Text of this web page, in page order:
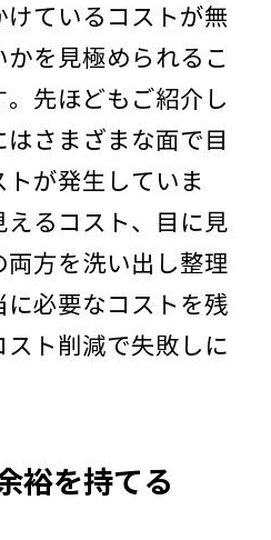
ているコストが無
を見極められるこ
先ほどもご紹介し
さまざまな面で目
が発生していま
るコスト、目に見
方を洗い出し整理
必要なコストを残
ト削減で失敗しに
裕を持てる